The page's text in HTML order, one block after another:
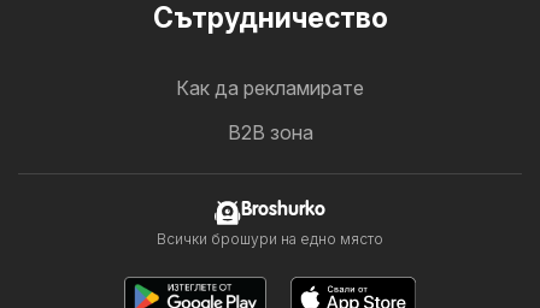
Cътрудничество
Как да рекламирате
B2B зона
Broshurko
Всички брошури на едно място